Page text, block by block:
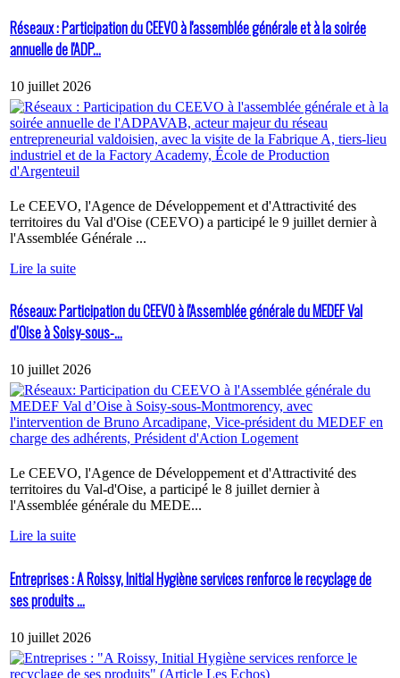
Réseaux : Participation du CEEVO à l'assemblée générale et à la soirée
annuelle de l'ADP...
10 juillet 2026
Le CEEVO, l'Agence de Développement et d'Attractivité des
territoires du Val d'Oise (CEEVO) a participé le 9 juillet dernier à
l'Assemblée Générale ...
Lire la suite
Réseaux: Participation du CEEVO à l'Assemblée générale du MEDEF Val
d’Oise à Soisy-sous-...
10 juillet 2026
Le CEEVO, l'Agence de Développement et d'Attractivité des
territoires du Val-d'Oise, a participé le 8 juillet dernier à
l'Assemblée générale du MEDE...
Lire la suite
Entreprises : A Roissy, Initial Hygiène services renforce le recyclage de
ses produits ...
10 juillet 2026